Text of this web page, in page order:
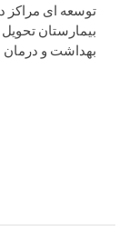
بیمارستان
بهداشت و